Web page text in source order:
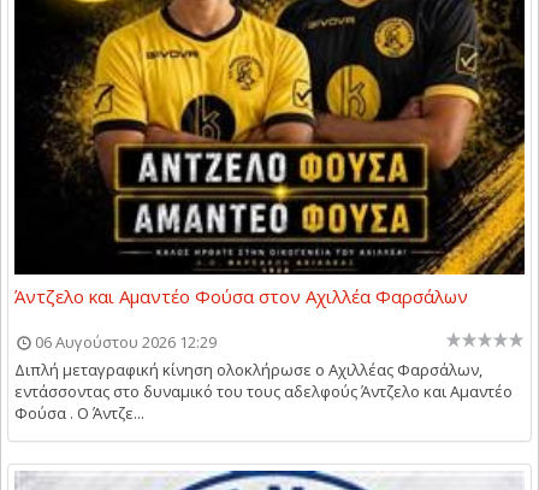
Άντζελο και Αμαντέο Φούσα στον Αχιλλέα Φαρσάλων
06 Αυγούστου 2026 12:29
Διπλή μεταγραφική κίνηση ολοκλήρωσε ο Αχιλλέας Φαρσάλων,
εντάσσοντας στο δυναμικό του τους αδελφούς Άντζελο και Αμαντέο
Φούσα . Ο Άντζε...